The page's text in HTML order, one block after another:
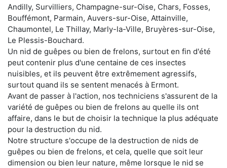
Andilly, Survilliers, Champagne-sur-Oise, Chars, Fosses,
Bouffémont, Parmain, Auvers-sur-Oise, Attainville,
Chaumontel, Le Thillay, Marly-la-Ville, Bruyères-sur-Oise,
Le Plessis-Bouchard.
Un nid de guêpes ou bien de frelons, surtout en fin d'été
peut contenir plus d'une centaine de ces insectes
nuisibles, et ils peuvent être extrêmement agressifs,
surtout quand ils se sentent menacés à Ermont.
Avant de passer à l'action, nos techniciens s'assurent de la
variété de guêpes ou bien de frelons au quelle ils ont
affaire, dans le but de choisir la technique la plus adéquate
pour la destruction du nid.
Notre structure s'occupe de la destruction de nids de
guêpes ou bien de frelons, et cela, quelle que soit leur
dimension ou bien leur nature, même lorsque le nid se